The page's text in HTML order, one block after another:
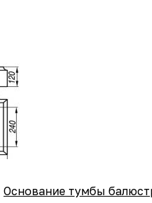
Основание тумбы